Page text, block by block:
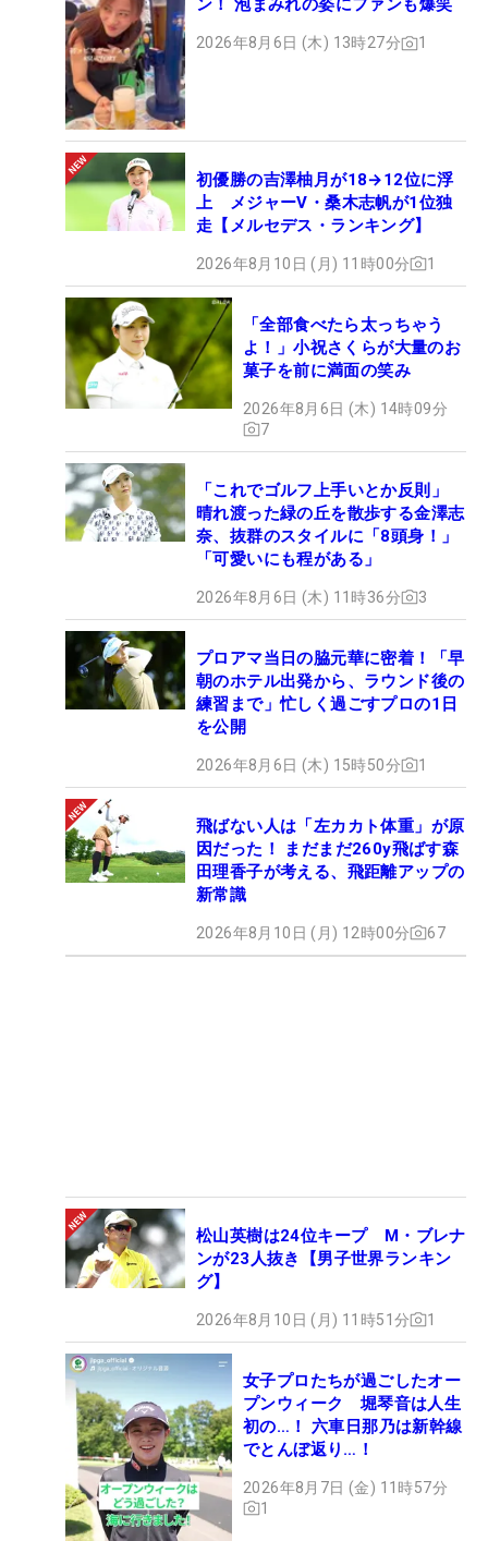
ン！ 泡まみれの姿にファンも爆笑
2026年8月6日 (木) 13時27分 1
初優勝の吉澤柚月が18→12位に浮
上 メジャーV・桑木志帆が1位独
走【メルセデス・ランキング】
2026年8月10日 (月) 11時00分 1
「全部食べたら太っちゃう
よ！」小祝さくらが大量のお
菓子を前に満面の笑み
2026年8月6日 (木) 14時09分
7
「これでゴルフ上手いとか反則」
晴れ渡った緑の丘を散歩する金澤志
奈、抜群のスタイルに「8頭身！」
「可愛いにも程がある」
2026年8月6日 (木) 11時36分 3
プロアマ当日の脇元華に密着！「早
朝のホテル出発から、ラウンド後の
練習まで」忙しく過ごすプロの1日
を公開
2026年8月6日 (木) 15時50分 1
飛ばない人は「左カカト体重」が原
因だった！ まだまだ260y飛ばす森
田理香子が考える、飛距離アップの
新常識
2026年8月10日 (月) 12時00分 67
松山英樹は24位キープ M・ブレナ
ンが23人抜き【男子世界ランキン
グ】
2026年8月10日 (月) 11時51分 1
女子プロたちが過ごしたオー
プンウィーク 堀琴音は人生
初の…！ 六車日那乃は新幹線
でとんぼ返り…！
2026年8月7日 (金) 11時57分
1